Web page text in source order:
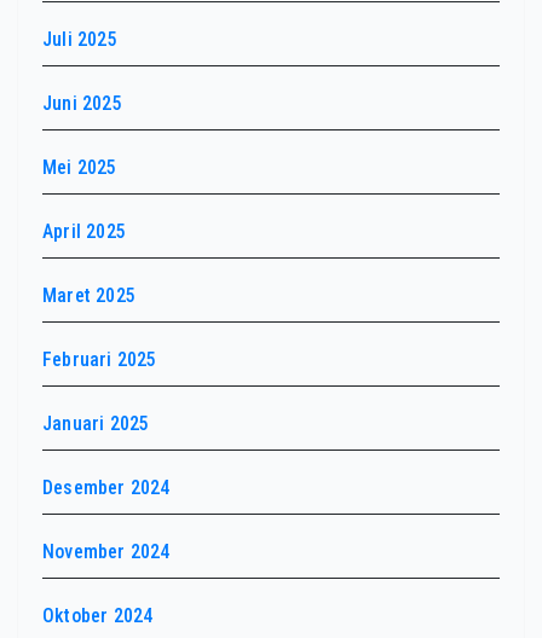
Juli 2025
Juni 2025
Mei 2025
April 2025
Maret 2025
Februari 2025
Januari 2025
Desember 2024
November 2024
Oktober 2024